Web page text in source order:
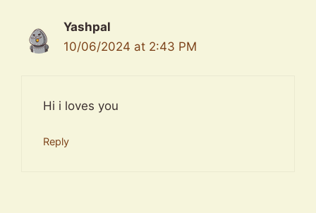
Yashpal
10/06/2024 at 2:43 PM
Hi i loves you
Reply